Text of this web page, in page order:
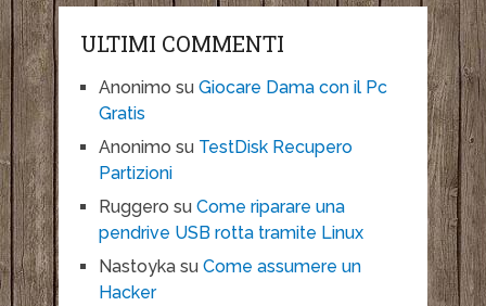
ULTIMI COMMENTI
Anonimo su Giocare Dama con il Pc
Gratis
Anonimo su TestDisk Recupero
Partizioni
Ruggero su Come riparare una
pendrive USB rotta tramite Linux
Nastoykasu Come assumere un
Hacker